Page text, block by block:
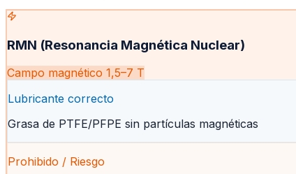
RMN (Resonancia Magnética Nuclear)
Campo magnético 1,5–7 T
Lubricante correcto
Grasa de PTFE/PFPE sin partículas magnéticas
Prohibido / Riesgo